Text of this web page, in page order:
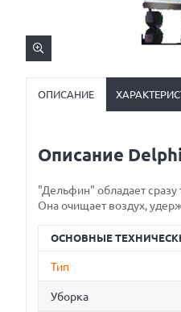
ОПИСАНИЕ
Описание
"Дельфин" обладает
Она очищает воздух,
ОСНОВНЫЕ
Тип
Уборка